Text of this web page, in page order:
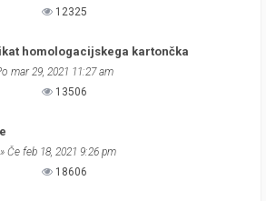
12325
homologacijskega kartončka
mar 29, 2021 11:27 am
13506
» Če feb 18, 2021 9:26 pm
18606